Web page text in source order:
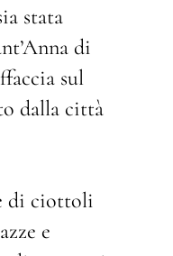
stata
di
sul
dalla città
di ciottoli
e